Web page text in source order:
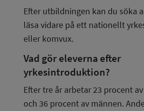
Efter utbildningen kan du söka
läsa vidare på ett nationellt
eller komvux.
Vad gör eleverna efter
yrkesintroduktion?
Efter tre år arbetar 23 procent
och 36 procent av männen.